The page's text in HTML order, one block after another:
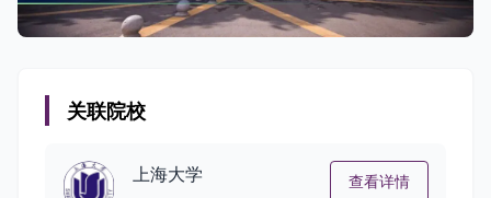
关联院校
上海大学 查看详情